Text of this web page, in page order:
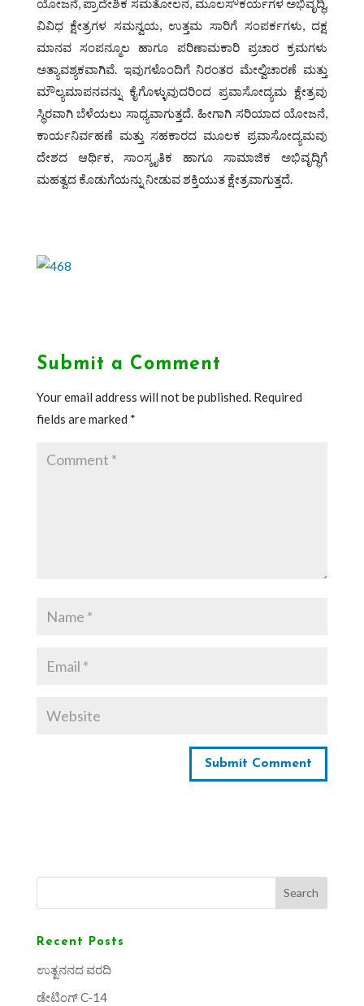
ಯೋಜನೆ, ಪ್ರಾದೇಶಿಕ ಸಮತೋಲನ, ಮೂಲಸೌಕರ್ಯಗಳ ಅಭಿವೃದ್ಧಿ,
ವಿವಿಧ ಕ್ಷೇತ್ರಗಳ ಸಮನ್ವಯ, ಉತ್ತಮ ಸಾರಿಗೆ ಸಂಪರ್ಕಗಳು, ದಕ್ಷ
ಮಾನವ ಸಂಪನ್ಮೂಲ ಹಾಗೂ ಪರಿಣಾಮಕಾರಿ ಪ್ರಚಾರ ಕ್ರಮಗಳು
ಅತ್ಯಾವಶ್ಯಕವಾಗಿವೆ. ಇವುಗಳೊಂದಿಗೆ ನಿರಂತರ ಮೇಲ್ವಿಚಾರಣೆ ಮತ್ತು
ಮೌಲ್ಯಮಾಪನವನ್ನು ಕೈಗೊಳ್ಳುವುದರಿಂದ ಪ್ರವಾಸೋದ್ಯಮ ಕ್ಷೇತ್ರವು
ಸ್ಥಿರವಾಗಿ ಬೆಳೆಯಲು ಸಾಧ್ಯವಾಗುತ್ತದೆ. ಹೀಗಾಗಿ ಸರಿಯಾದ ಯೋಜನೆ,
ಕಾರ್ಯನಿರ್ವಹಣೆ ಮತ್ತು ಸಹಕಾರದ ಮೂಲಕ ಪ್ರವಾಸೋದ್ಯಮವು
ದೇಶದ ಆರ್ಥಿಕ, ಸಾಂಸ್ಕೃತಿಕ ಹಾಗೂ ಸಾಮಾಜಿಕ ಅಭಿವೃದ್ಧಿಗೆ
ಮಹತ್ವದ ಕೊಡುಗೆಯನ್ನು ನೀಡುವ ಶಕ್ತಿಯುತ ಕ್ಷೇತ್ರವಾಗುತ್ತದೆ.
Submit a Comment
Your email address will not be published. Required
fields are marked *
Search
Recent Posts
ಉತ್ಖನನದ ವರದಿ
ಡೇಟಿಂಗ್ C-14